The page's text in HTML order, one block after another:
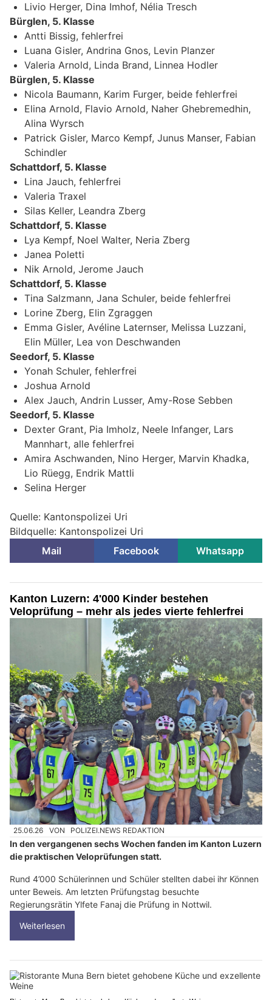
Livio Herger, Dina Imhof, Nélia Tresch
Bürglen, 5. Klasse
Antti Bissig, fehlerfrei
Luana Gisler, Andrina Gnos, Levin Planzer
Valeria Arnold, Linda Brand, Linnea Hodler
Bürglen, 5. Klasse
Nicola Baumann, Karim Furger, beide fehlerfrei
Elina Arnold, Flavio Arnold, Naher Ghebremedhin,
Alina Wyrsch
Patrick Gisler, Marco Kempf, Junus Manser, Fabian
Schindler
Schattdorf, 5. Klasse
Lina Jauch, fehlerfrei
Valeria Traxel
Silas Keller, Leandra Zberg
Schattdorf, 5. Klasse
Lya Kempf, Noel Walter, Neria Zberg
Janea Poletti
Nik Arnold, Jerome Jauch
Schattdorf, 5. Klasse
Tina Salzmann, Jana Schuler, beide fehlerfrei
Lorine Zberg, Elin Zgraggen
Emma Gisler, Avéline Laternser, Melissa Luzzani,
Elin Müller, Lea von Deschwanden
Seedorf, 5. Klasse
Yonah Schuler, fehlerfrei
Joshua Arnold
Alex Jauch, Andrin Lusser, Amy-Rose Sebben
Seedorf, 5. Klasse
Dexter Grant, Pia Imholz, Neele Infanger, Lars
Mannhart, alle fehlerfrei
Amira Aschwanden, Nino Herger, Marvin Khadka,
Lio Rüegg, Endrik Mattli
Selina Herger
Quelle: Kantonspolizei Uri
Bildquelle: Kantonspolizei Uri
Mail
Facebook Whatsapp
Kanton Luzern: 4'000 Kinder bestehen
Veloprüfung – mehr als jedes vierte fehlerfrei
25.06.26 VON POLIZEI.NEWS REDAKTION
In den vergangenen sechs Wochen fanden im Kanton Luzern
die praktischen Veloprüfungen statt.
Rund 4’000 Schülerinnen und Schüler stellten dabei ihr Können
unter Beweis. Am letzten Prüfungstag besuchte
Regierungsrätin Ylfete Fanaj die Prüfung in Nottwil.
Weiterlesen